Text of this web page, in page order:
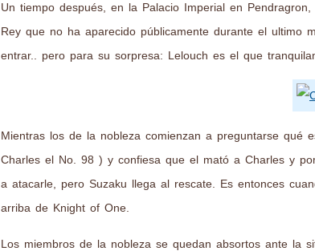
Un tiempo después, en la Palacio Imperial en
Rey que no ha aparecido públicamente durante el ultimo
entrar.. pero para su sorpresa: Lelouch es el que
Mientras los de la nobleza comienzan a preguntarse
Charles el No. 98 ) y confiesa que el mató a Charles y
a atacarle, pero Suzaku llega al rescate. Es entonces
arriba de Knight of One.
Los miembros de la nobleza se quedan absortos ante la